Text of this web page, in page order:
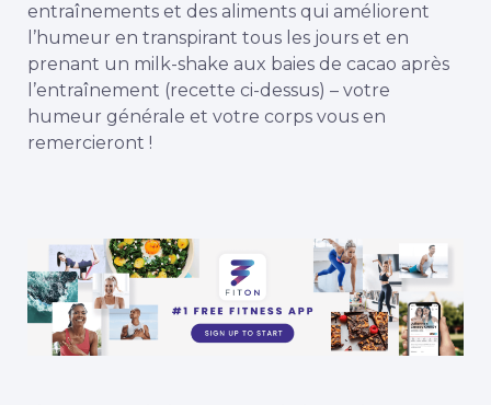
entraînements et des aliments qui améliorent
l’humeur en transpirant tous les jours et en
prenant un milk-shake aux baies de cacao après
l’entraînement (recette ci-dessus) – votre
humeur générale et votre corps vous en
remercieront !